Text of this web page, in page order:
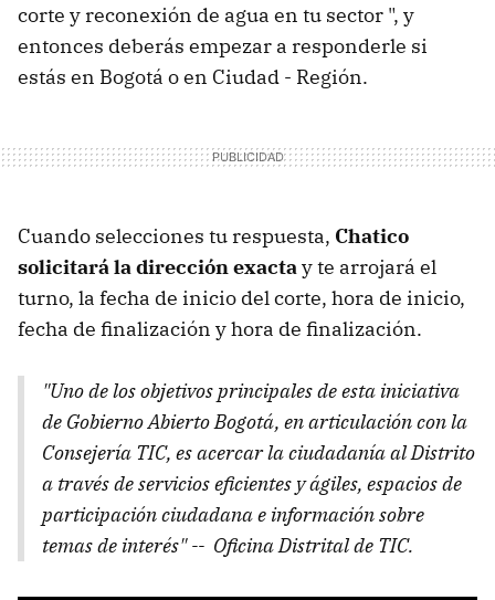
corte y reconexión de agua en tu sector ", y
entonces deberás empezar a responderle si
estás en Bogotá o en Ciudad - Región.
Cuando selecciones tu respuesta, Chatico
solicitará la dirección exactay te arrojará el
turno, la fecha de inicio del corte, hora de inicio,
fecha de finalización y hora de finalización.
"Uno de los objetivos principales de esta iniciativa
de Gobierno Abierto Bogotá, en articulación con la
Consejería TIC, es acercar la ciudadanía al Distrito
a través de servicios eficientes y ágiles, espacios de
participación ciudadana e información sobre
temas de interés" -- Oficina Distrital de TIC.